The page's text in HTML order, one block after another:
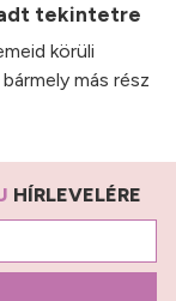
tekintetre
körüli
más rész
HÍRLEVELÉRE